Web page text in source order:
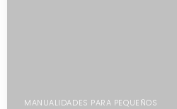
MANUALIDADES PARA PEQUEÑOS